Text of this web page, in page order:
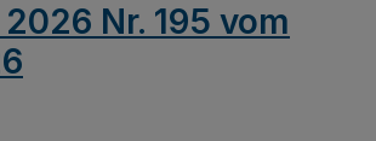
Nr. 195 vom